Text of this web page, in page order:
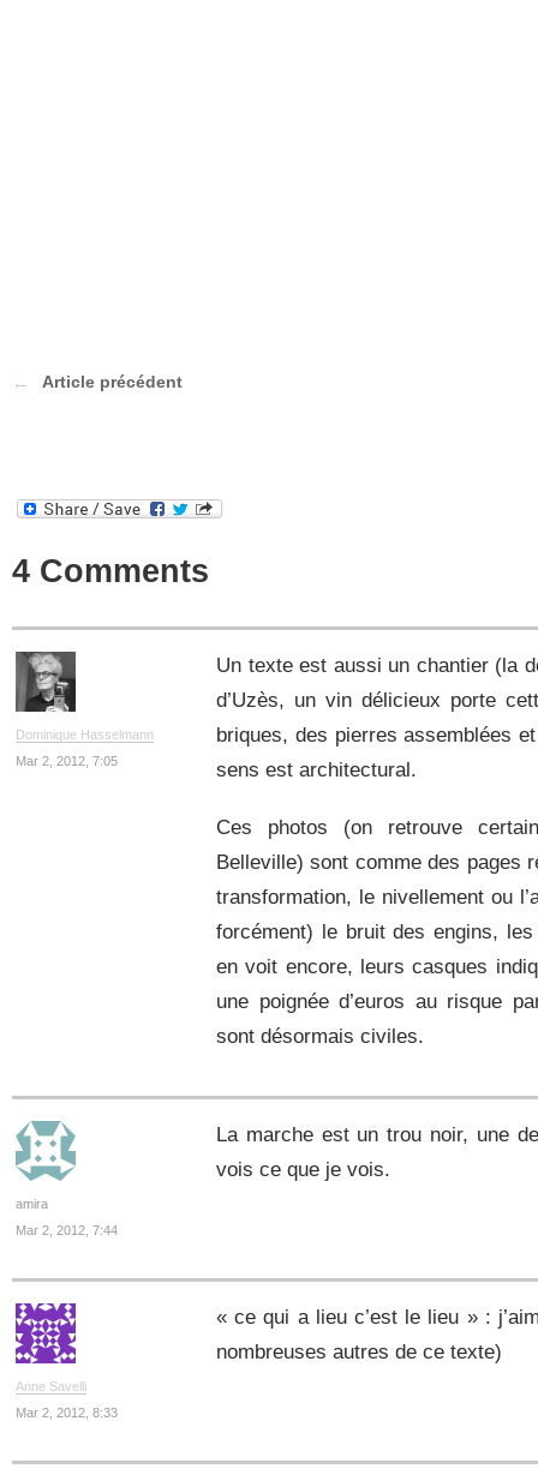
Article précédent
4 Comments
Dominique Hasselmann
Mar 2, 2012, 7:05
Un texte est aussi un chantier (la
d’Uzès, un vin délicieux porte
briques, des pierres assemblées
sens est architectural.
Ces photos (on retrouve
Belleville) sont comme des pages
transformation, le nivellement ou
forcément) le bruit des engins,
en voit encore, leurs casques
une poignée d’euros au risque
sont désormais civiles.
amira
Mar 2, 2012, 7:44
La marche est un trou noir, une
vois ce que je vois.
Anne Savelli
Mar 2, 2012, 8:33
« ce qui a lieu c’est le lieu » :
nombreuses autres de ce texte)